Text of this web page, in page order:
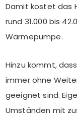
Damit kostet das
rund 31.000 bis
Wärmepumpe.
Hinzu kommt,
immer ohne
geeignet sind.
Umständen mit